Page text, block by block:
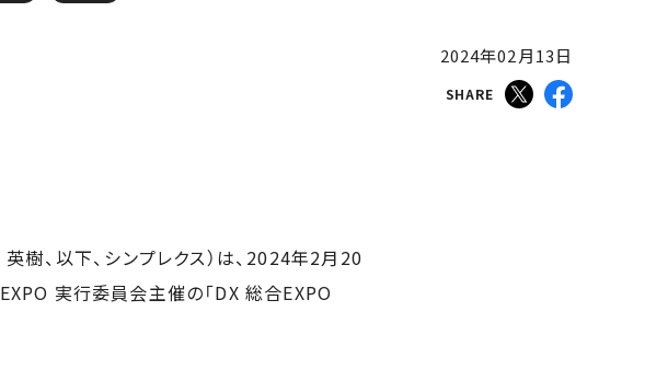
2024年02月13日
SHARE
樹、以下、シンプレクス）は、2024年2月20
実行委員会主催の「DX 総合EXPO